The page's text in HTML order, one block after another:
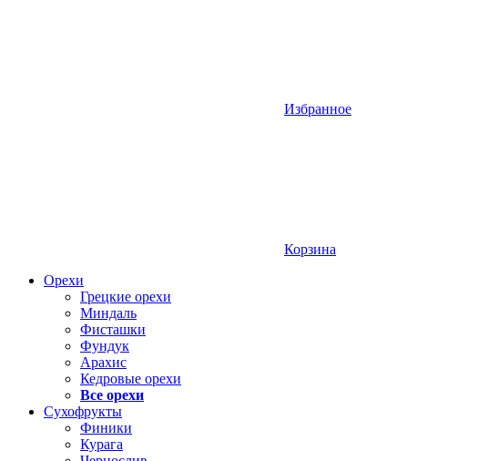
Избранное
Корзина
Орехи
Грецкие орехи
Миндаль
Фисташки
Фундук
Арахис
Кедровые орехи
Все орехи
Сухофрукты
Финики
Курага